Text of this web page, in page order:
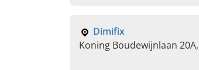
Dimifix
Koning Boudewijnlaan